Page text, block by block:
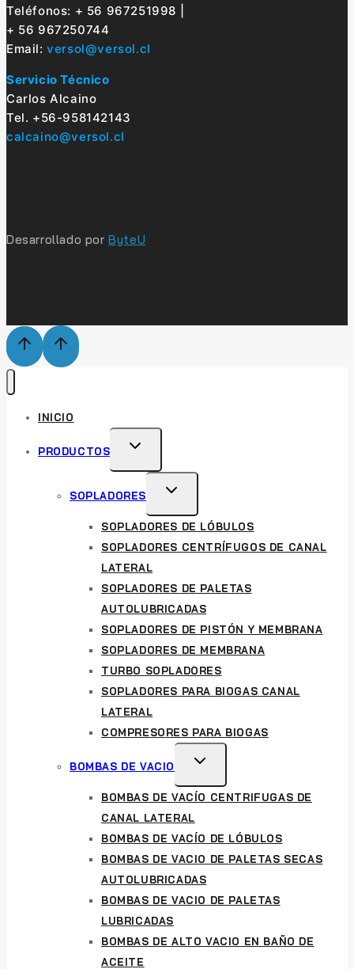
Teléfonos: + 56 967251998 |
+ 56 967250744
Email:versol@versol.cl
Servicio Técnico
Carlos Alcaino
Tel. +56-958142143
calcaino@versol.cl
Desarrollado porByteU
INICIO
PRODUCTOS
TOGGLE
CHILD
MENU
SOPLADORES
TOGGLE
CHILD
MENU
SOPLADORES DE LÓBULOS
SOPLADORES CENTRÍFUGOS DE CANAL
LATERAL
SOPLADORES DE PALETAS
AUTOLUBRICADAS
SOPLADORES DE PISTÓN Y MEMBRANA
SOPLADORES DE MEMBRANA
TURBO SOPLADORES
SOPLADORES PARA BIOGAS CANAL
LATERAL
COMPRESORES PARA BIOGAS
BOMBAS DE VACIO
TOGGLE
CHILD
MENU
BOMBAS DE VACÍO CENTRIFUGAS DE
CANAL LATERAL
BOMBAS DE VACÍO DE LÓBULOS
BOMBAS DE VACIO DE PALETAS SECAS
AUTOLUBRICADAS
BOMBAS DE VACIO DE PALETAS
LUBRICADAS
BOMBAS DE ALTO VACIO EN BAÑO DE
ACEITE